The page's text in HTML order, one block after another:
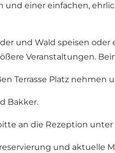
einer einfachen,
und Wald speisen
Veranstaltungen.
Terrasse Platz nehmen
Bakker.
an die Rezeption unter
und aktuelle